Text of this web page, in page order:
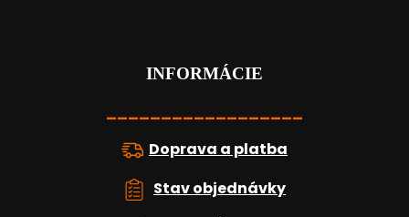
INFORMÁCIE
__________________
Doprava a platba
Stav objednávky